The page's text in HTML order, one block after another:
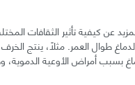
عن كيفية تأثير الثقافات
طوال العمر. مثلًا، ينتج
بسبب أمراض الأوعية